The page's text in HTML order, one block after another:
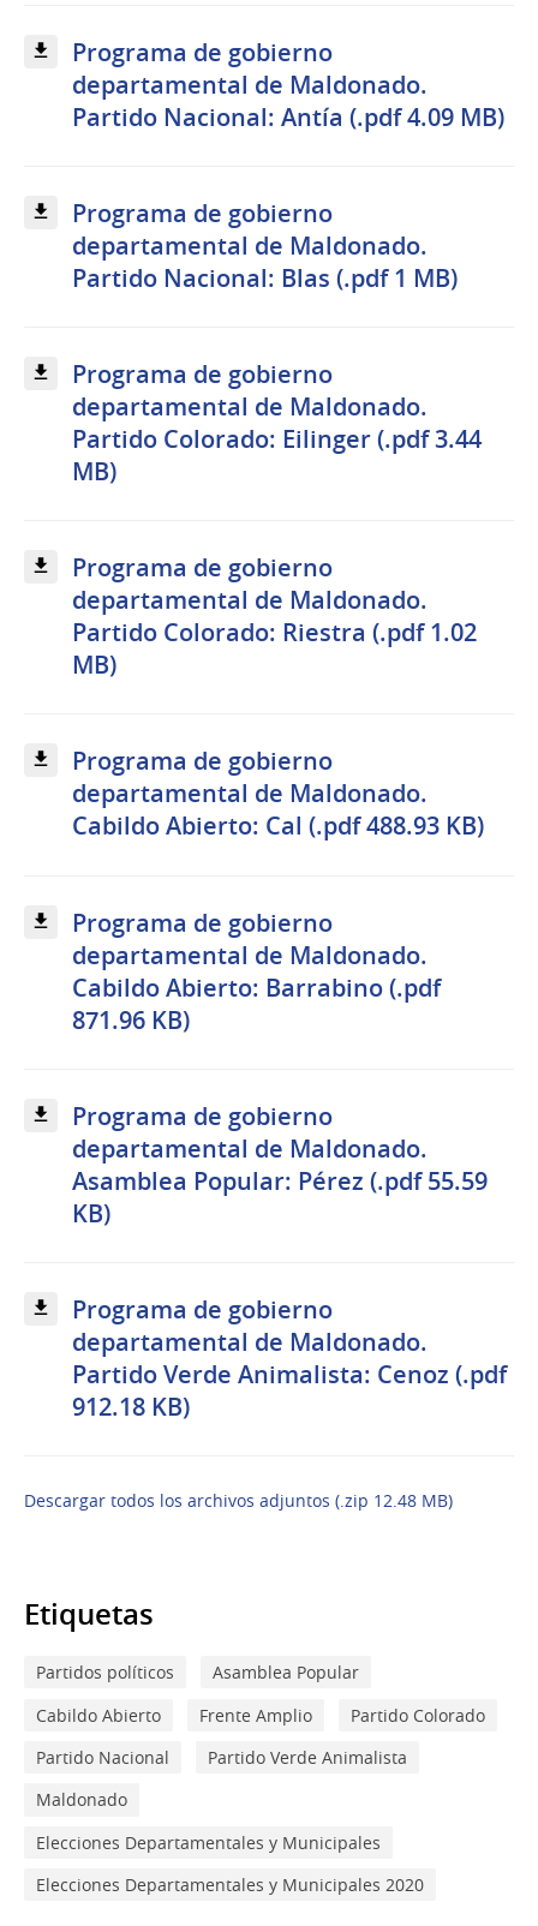
Programa de gobierno
departamental de Maldonado.
Partido Nacional: Antía (.pdf 4.09 MB)
Programa de gobierno
departamental de Maldonado.
Partido Nacional: Blas (.pdf 1 MB)
Programa de gobierno
departamental de Maldonado.
Partido Colorado: Eilinger (.pdf 3.44
MB)
Programa de gobierno
departamental de Maldonado.
Partido Colorado: Riestra (.pdf 1.02
MB)
Programa de gobierno
departamental de Maldonado.
Cabildo Abierto: Cal (.pdf 488.93 KB)
Programa de gobierno
departamental de Maldonado.
Cabildo Abierto: Barrabino (.pdf
871.96 KB)
Programa de gobierno
departamental de Maldonado.
Asamblea Popular: Pérez (.pdf 55.59
KB)
Programa de gobierno
departamental de Maldonado.
Partido Verde Animalista: Cenoz (.pdf
912.18 KB)
Descargar todos los archivos adjuntos (.zip 12.48 MB)
Etiquetas
Partidos políticos
Asamblea Popular
Cabildo Abierto
Frente Amplio
Partido Colorado
Partido Nacional
Partido Verde Animalista
Maldonado
Elecciones Departamentales y Municipales
Elecciones Departamentales y Municipales 2020